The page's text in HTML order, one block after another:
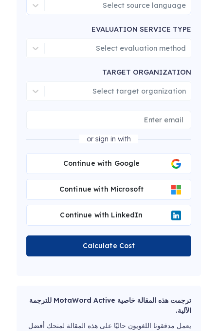
Select source language
EVALUATION SERVICE TYPE
Select evaluation method
TARGET ORGANIZATION
Select target organization
or sign in with
Continue with Google
Continue with Microsoft
Continue with LinkedIn
Calculate Cost
ترجمت هذه المقالة خاصية MotaWord Active للترجمة
الآلية.
يعمل مدققونا اللغويون حاليًا على هذه المقالة لمنحك أفضل